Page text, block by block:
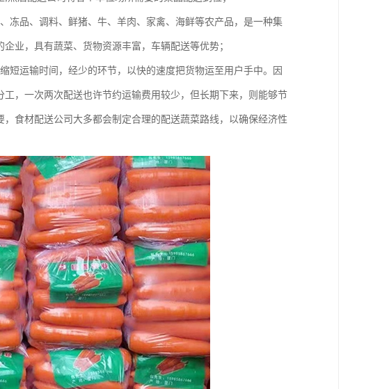
冻品、调料、鲜猪、牛、羊肉、家禽、海鲜等农产品，是一种集
业，具有蔬菜、货物资源丰富，车辆配送等优势；
短运输时间，经少的环节，以快的速度把货物运至用户手中。因
，一次两次配送也许节约运输费用较少，但长期下来，则能够节
食材配送公司大多都会制定合理的配送蔬菜路线，以确保经济性